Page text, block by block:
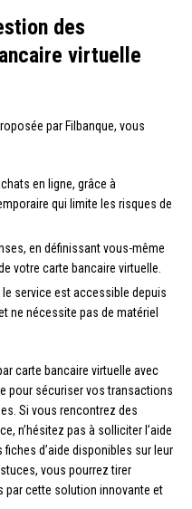
des
virtuelle
par Filbanque, vous
en ligne, grâce à
qui limite les risques de
en définissant vous-même
votre carte bancaire virtuelle.
le service est accessible depuis
ne nécessite pas de matériel
carte bancaire virtuelle avec
pour sécuriser vos transactions
Si vous rencontrez des
n’hésitez pas à solliciter l’aide
d’aide disponibles sur leur
vous pourrez tirer
par cette solution innovante et